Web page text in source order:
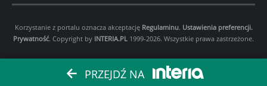
Korzystanie z portalu oznacza akceptację Regulaminu. Ustawienia preferencji.
Prywatność. Copyright by INTERIA.PL 1999-2026. Wszystkie prawa zastrzeżone.
PRZEJDŹ NA